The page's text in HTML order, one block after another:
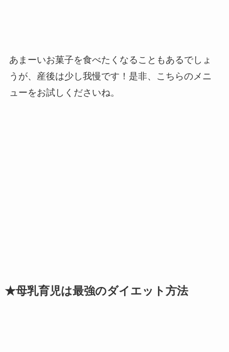
あまーいお菓子を食べたくなることもあるでしょ
うが、産後は少し我慢です！是非、こちらのメニ
ューをお試しくださいね。
★母乳育児は最強のダイエット方法